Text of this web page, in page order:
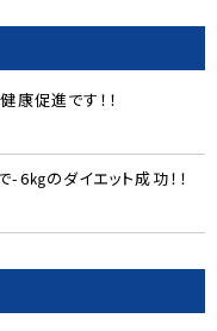
康促進です！！
㎏のダイエット成功！！